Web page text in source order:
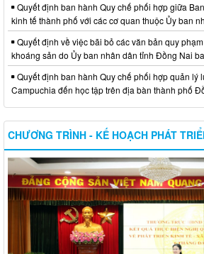
Quyết định ban hành Quy chế phối hợp giữa
kinh tế thành phố với các cơ quan thuộc Ủy ban
Quyết định về việc bãi bỏ các văn bản quy
khoáng sản do Ủy ban nhân dân tỉnh Đồng Nai
Quyết định ban hành Quy chế phối hợp quản lý
Campuchia đến học tập trên địa bàn thành phố
CHƯƠNG TRÌNH - KẾ HOẠCH PHÁT